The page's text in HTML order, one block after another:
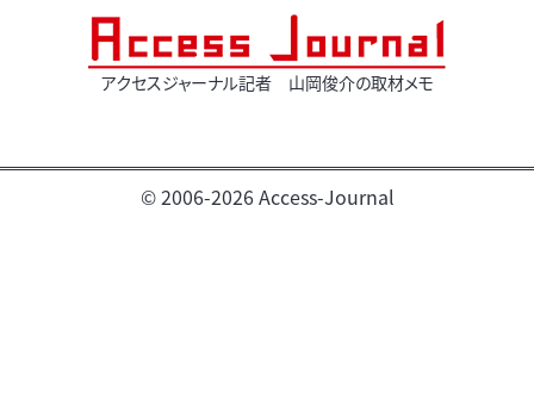
アクセスジャーナル記者 山岡俊介の取材メモ
© 2006-2026 Access-Journal